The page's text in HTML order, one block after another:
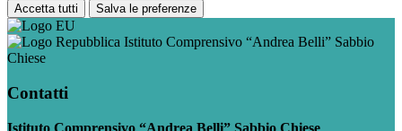
Accetta tutti Salva le preferenze
Istituto Comprensivo “Andrea Belli” Sabbio
Chiese
Contatti
Istituto Comprensivo “Andrea Belli” Sabbio Chiese